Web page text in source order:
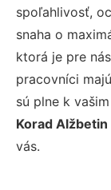
spoľahlivosť,
snaha o
ktorá je pre
pracovníci
sú plne k
Korad
vás.